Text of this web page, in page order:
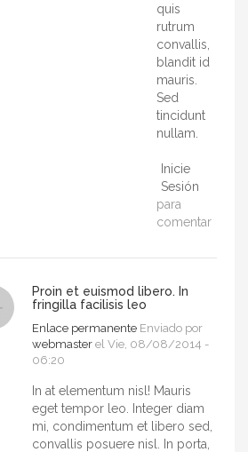
quis
rutrum
convallis,
blandit id
mauris.
Sed
tincidunt
nullam.
Inicie
Sesión
para
comentar
Proin et euismod libero. In
fringilla facilisis leo
Enlace permanente Enviado por
webmaster el Vie, 08/08/2014 -
06:20
In at elementum nisl! Mauris
eget tempor leo. Integer diam
mi, condimentum et libero sed,
convallis posuere nisl. In porta,